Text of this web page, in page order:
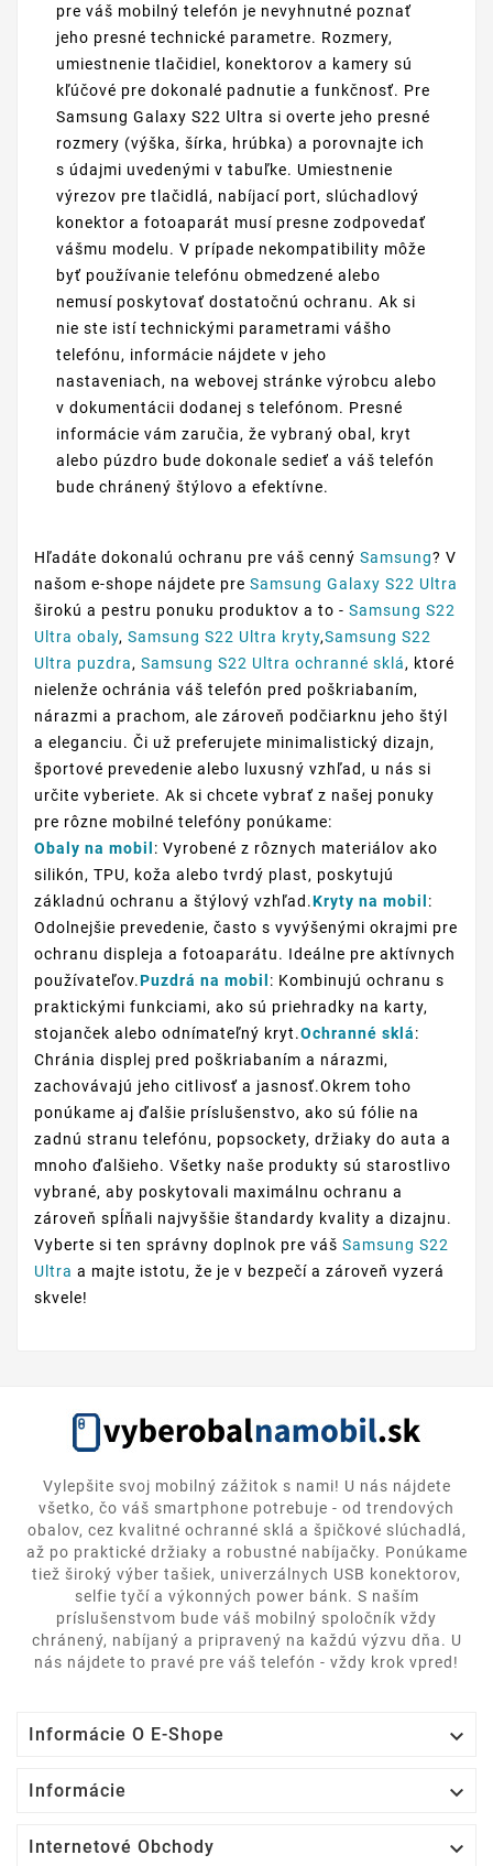
pre váš mobilný telefón je nevyhnutné poznať
jeho presné technické parametre. Rozmery,
umiestnenie tlačidiel, konektorov a kamery sú
kľúčové pre dokonalé padnutie a funkčnosť. Pre
Samsung Galaxy S22 Ultra si overte jeho presné
rozmery (výška, šírka, hrúbka) a porovnajte ich
s údajmi uvedenými v tabuľke. Umiestnenie
výrezov pre tlačidlá, nabíjací port, slúchadlový
konektor a fotoaparát musí presne zodpovedať
vášmu modelu. V prípade nekompatibility môže
byť používanie telefónu obmedzené alebo
nemusí poskytovať dostatočnú ochranu. Ak si
nie ste istí technickými parametrami vášho
telefónu, informácie nájdete v jeho
nastaveniach, na webovej stránke výrobcu alebo
v dokumentácii dodanej s telefónom. Presné
informácie vám zaručia, že vybraný obal, kryt
alebo púzdro bude dokonale sedieť a váš telefón
bude chránený štýlovo a efektívne.
Hľadáte dokonalú ochranu pre váš cenný Samsung? V
našom e-shope nájdete pre Samsung Galaxy S22 Ultra
širokú a pestru ponuku produktov a to - Samsung S22
Ultra obaly, Samsung S22 Ultra kryty,Samsung S22
Ultra puzdra, Samsung S22 Ultra ochranné sklá, ktoré
nielenže ochránia váš telefón pred poškriabaním,
nárazmi a prachom, ale zároveň podčiarknu jeho štýl
a eleganciu. Či už preferujete minimalistický dizajn,
športové prevedenie alebo luxusný vzhľad, u nás si
určite vyberiete. Ak si chcete vybrať z našej ponuky
pre rôzne mobilné telefóny ponúkame:
Obaly na mobil : Vyrobené z rôznych materiálov ako
silikón, TPU, koža alebo tvrdý plast, poskytujú
základnú ochranu a štýlový vzhľad.Kryty na mobil :
Odolnejšie prevedenie, často s vyvýšenými okrajmi pre
ochranu displeja a fotoaparátu. Ideálne pre aktívnych
používateľov.Puzdrá na mobil : Kombinujú ochranu s
praktickými funkciami, ako sú priehradky na karty,
stojanček alebo odnímateľný kryt.Ochranné sklá:
Chránia displej pred poškriabaním a nárazmi,
zachovávajú jeho citlivosť a jasnosť.Okrem toho
ponúkame aj ďalšie príslušenstvo, ako sú fólie na
zadnú stranu telefónu, popsockety, držiaky do auta a
mnoho ďalšieho. Všetky naše produkty sú starostlivo
vybrané, aby poskytovali maximálnu ochranu a
zároveň spĺňali najvyššie štandardy kvality a dizajnu.
Vyberte si ten správny doplnok pre váš Samsung S22
Ultra a majte istotu, že je v bezpečí a zároveň vyzerá
skvele!
Vylepšite svoj mobilný zážitok s nami! U nás nájdete
všetko, čo váš smartphone potrebuje - od trendových
obalov, cez kvalitné ochranné sklá a špičkové slúchadlá,
až po praktické držiaky a robustné nabíjačky. Ponúkame
tiež široký výber tašiek, univerzálnych USB konektorov,
selfie tyčí a výkonných power bánk. S naším
príslušenstvom bude váš mobilný spoločník vždy
chránený, nabíjaný a pripravený na každú výzvu dňa. U
nás nájdete to pravé pre váš telefón - vždy krok vpred!
Informácie O E-Shope 
Informácie 
Internetové Obchody 